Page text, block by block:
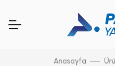
Anasayfa